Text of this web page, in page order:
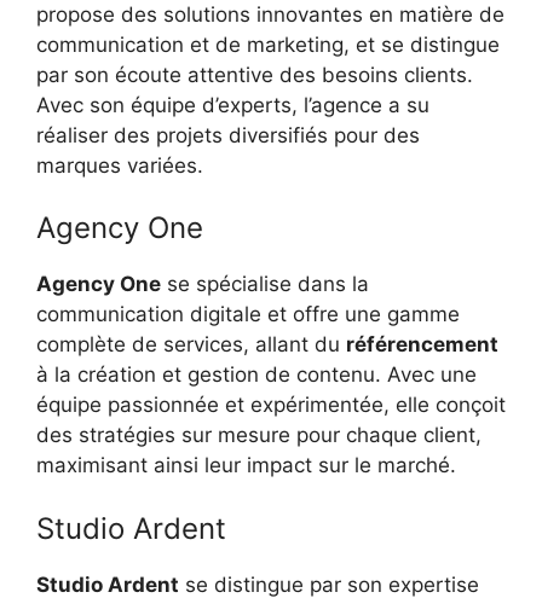
propose des solutions innovantes en matière de
communication et de marketing, et se distingue
par son écoute attentive des besoins clients.
Avec son équipe d’experts, l’agence a su
réaliser des projets diversifiés pour des
marques variées.
Agency One
Agency One se spécialise dans la
communication digitale et offre une gamme
complète de services, allant du référencement
à la création et gestion de contenu. Avec une
équipe passionnée et expérimentée, elle conçoit
des stratégies sur mesure pour chaque client,
maximisant ainsi leur impact sur le marché.
Studio Ardent
Studio Ardent se distingue par son expertise